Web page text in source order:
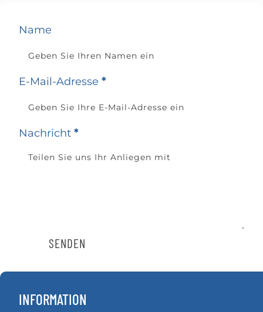
INFORMATION
Name
E-Mail-Adresse *
Nachricht *
SENDEN